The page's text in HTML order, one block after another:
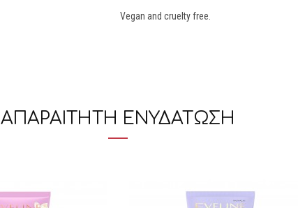
Vegan and cruelty free.
ΑΠΑΡΑΙΤΗΤΗ ΕΝΥΔΑΤΩΣΗ